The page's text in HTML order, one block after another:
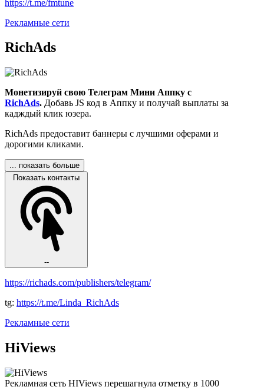
https://t.me/fmtune
Рекламные сети
RichAds
Монетизируй свою Телеграм Мини Аппку с
RichAds. Добавь JS код в Аппку и получай выплаты за
кадждый клик юзера.
RichAds предоставит баннеры с лучшими оферами и
дорогими кликами.
... показать больше
Показать контакты
--
https://richads.com/publishers/telegram/
tg: https://t.me/Linda_RichAds
Рекламные сети
HiViews
Рекламная сеть HIViews перешагнула отметку в 1000